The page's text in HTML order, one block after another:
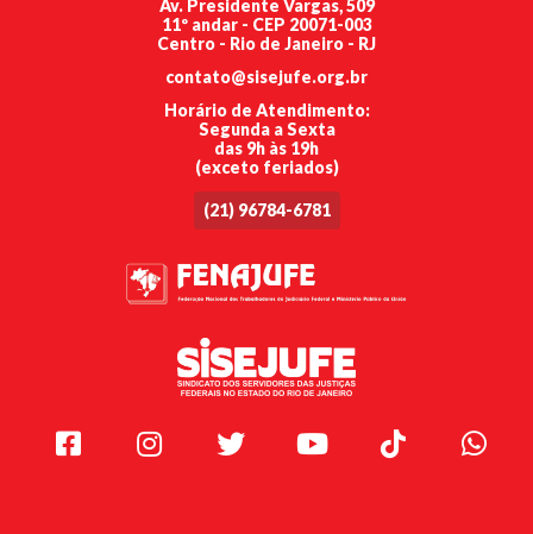
Av. Presidente Vargas, 509
11º andar - CEP 20071-003
Centro - Rio de Janeiro - RJ
contato@sisejufe.org.br
Horário de Atendimento:
Segunda a Sexta
das 9h às 19h
(exceto feriados)
(21) 96784-6781
Facebook Instagram Twitter Youtube TikTok